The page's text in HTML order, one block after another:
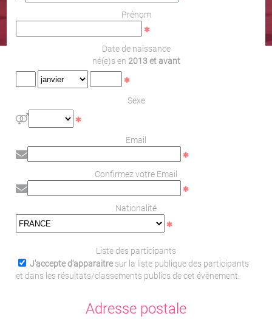
Prénom
Date de naissance
né(e)s en 2013 et avant
Sexe
Email
Confirmez votre Email
Nationalité
Liste des participants
J'accepte d'apparaitresur la liste publique des participants
et dans les résultats/classements publics de cet évènement.
Adresse postale